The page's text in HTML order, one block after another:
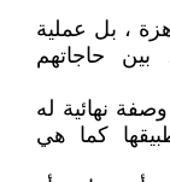
، بل عملية
بين حاجاتهم
نهائية له
كما هي